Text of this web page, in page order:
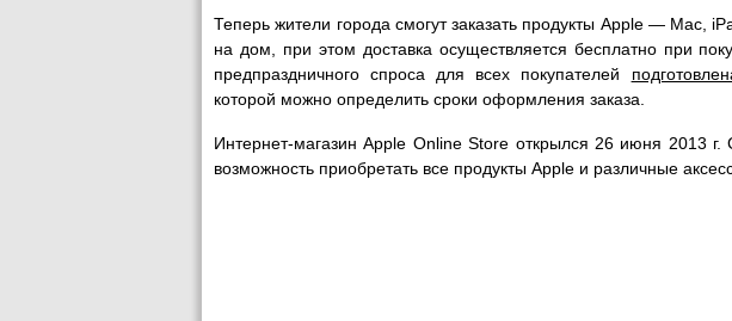
Теперь жители города смогут заказать продукты Apple — Mac,
на дом, при этом доставка осуществляется бесплатно при
предпраздничного спроса для всех покупателей
которой можно определить сроки оформления заказа.
Интернет-магазин Apple Online Store открылся 26 июня 2013 г.
возможность приобретать все продукты Apple и различные